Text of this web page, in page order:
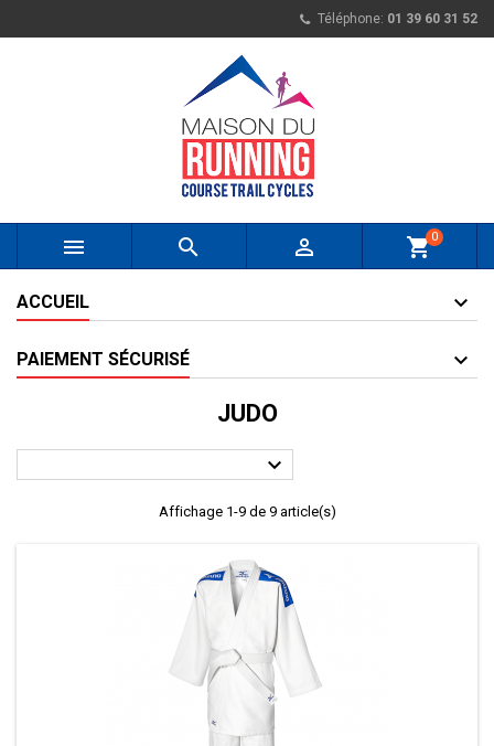
Téléphone: 01 39 60 31 52
   shopping_cart0
ACCUEIL
PAIEMENT SÉCURISÉ
JUDO

Affichage 1-9 de 9 article(s)